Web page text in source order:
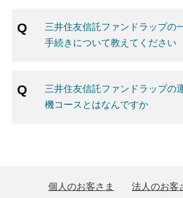
三井住友信託ファンドラップの
手続きについて教えてください
三井住友信託ファンドラップの
機コースとはなんですか
個人のお客さま
法人のお客